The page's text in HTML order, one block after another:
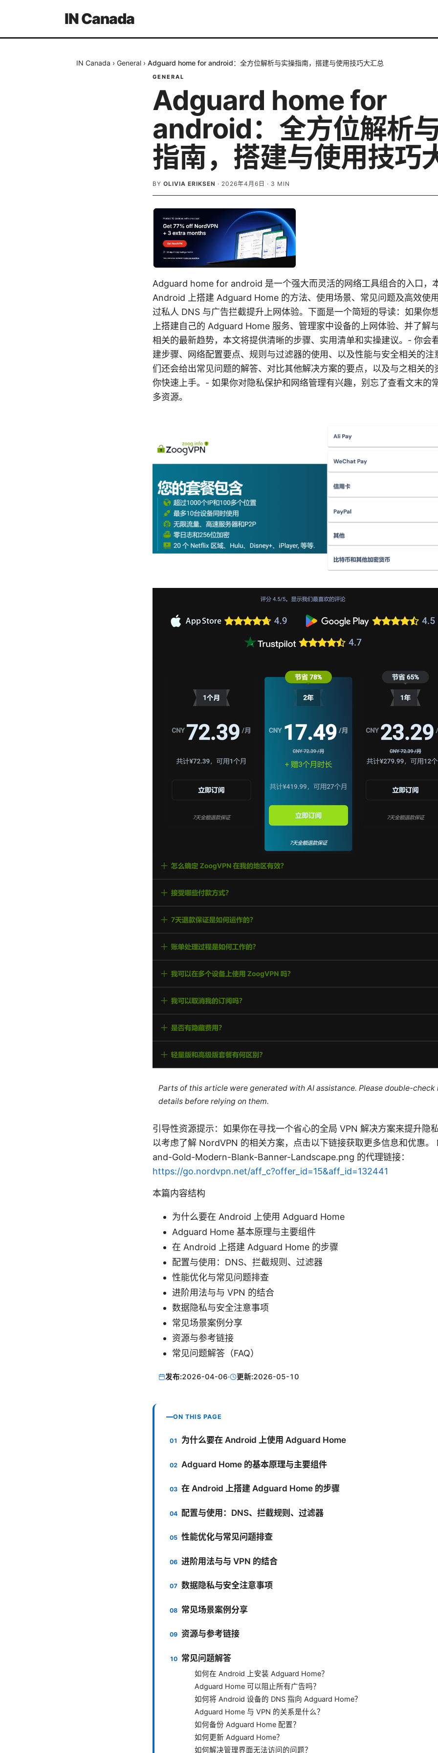
IN Canada
IN Canada › General › Adguard home for android：全方位解析与实操指南，搭建与使用技巧大汇总
GENERAL
Adguard home for
android：全方位解析
指南，搭建与使用技巧
BY OLIVIA ERIKSEN · 2026年4月6日 · 3 MIN
Adguard home for android 是一个强大而灵活的网络工具组合的入口，
Android 上搭建 Adguard Home 的方法、使用场景、常见问题及高效使
过私人 DNS 与广告拦截提升上网体验。下面是一个简短的导读：如果你
上搭建自己的 Adguard Home 服务、管理家中设备的上网体验、并了解
相关的最新趋势，本文将提供清晰的步骤、实用清单和实操建议。- 你会
建步骤、网络配置要点、规则与过滤器的使用、以及性能与安全相关的
们还会给出常见问题的解答、对比其他解决方案的要点，以及与之相关的
你快速上手。- 如果你对隐私保护和网络管理有兴趣，别忘了查看文末的
多资源。
Parts of this article were generated with AI assistance. Please double-
details before relying on them.
引导性资源提示：如果你在寻找一个省心的全局 VPN 解决方案来提升隐
以考虑了解 NordVPN 的相关方案，点击以下链接获取更多信息和优惠
and-Gold-Modern-Blank-Banner-Landscape.png 的代理链接：
https://go.nordvpn.net/aff_c?offer_id=15&aff_id=132441
本篇内容结构
为什么要在 Android 上使用 Adguard Home
Adguard Home 基本原理与主要组件
在 Android 上搭建 Adguard Home 的步骤
配置与使用：DNS、拦截规则、过滤器
性能优化与常见问题排查
进阶用法与与 VPN 的结合
数据隐私与安全注意事项
常见场景案例分享
资源与参考链接
常见问题解答（FAQ）
发布:2026-04-06· 更新:2026-05-10
ON THIS PAGE
为什么要在 Android 上使用 Adguard Home
Adguard Home 的基本原理与主要组件
在 Android 上搭建 Adguard Home 的步骤
配置与使用：DNS、拦截规则、过滤器
性能优化与常见问题排查
进阶用法与与 VPN 的结合
数据隐私与安全注意事项
常见场景案例分享
资源与参考链接
常见问题解答
如何在 Android 上安装 Adguard Home？
Adguard Home 可以阻止所有广告吗？
如何将 Android 设备的 DNS 指向 Adguard Home？
Adguard Home 与 VPN 的关系是什么？
如何备份 Adguard Home 配置？
如何更新 Adguard Home？
如何解决管理界面无法访问的问题？